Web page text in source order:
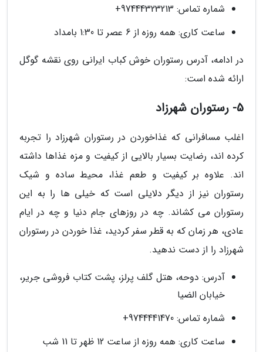
شماره تماس: 97444323213+
ساعت کاری: همه روزه از 6 عصر تا 1:30 بامداد
در ادامه، آدرس رستوران خوش کباب ایرانی روی نقشه گوگل
ارائه شده است:
5- رستوران شهرزاد
اغلب مسافرانی که غذاخوردن در رستوران شهرزاد را تجربه
کرده اند، رضایت بسیار بالایی از کیفیت و مزه غذاها داشته
اند. علاوه بر کیفیت و طعم غذا، محیط ساده و شیک
رستوران نیز از دیگر دلایلی است که خیلی ها را به این
رستوران می کشاند. چه در روزهای جام دنیا و چه در ایام
عادی، هر زمان که به قطر سفر کردید، غذا خوردن در رستوران
شهرزاد را از دست ندهید.
آدرس: دوحه، هتل گلف پرلز، پشت کتاب فروشی جریر،
خیابان الضیا
شماره تماس: 9744441470+
ساعت کاری: همه روزه از ساعت 12 ظهر تا 11 شب